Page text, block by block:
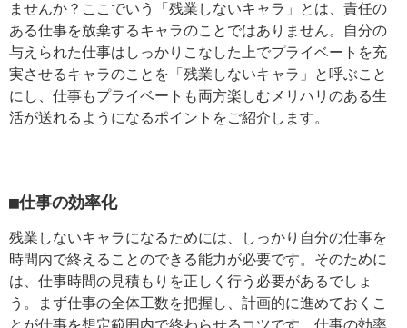
ませんか？ここでいう「残業しないキャラ」とは、責任の
ある仕事を放棄するキャラのことではありません。自分の
与えられた仕事はしっかりこなした上でプライベートを充
実させるキャラのことを「残業しないキャラ」と呼ぶこと
にし、仕事もプライベートも両方楽しむメリハリのある生
活が送れるようになるポイントをご紹介します。
■仕事の効率化
残業しないキャラになるためには、しっかり自分の仕事を
時間内で終えることのできる能力が必要です。そのために
は、仕事時間の見積もりを正しく行う必要があるでしょ
う。まず仕事の全体工数を把握し、計画的に進めておくこ